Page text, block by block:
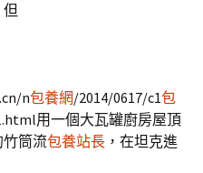
n包養網/2014/0617/c1包
用一個大瓦罐廚房屋頂
筒流包養站長 ，在坦克進